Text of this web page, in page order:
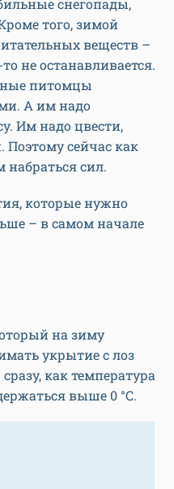
снегопады,
того, зимой
веществ –
не останавливается.
питомцы
А им надо
Им надо цвести,
сейчас как
сил.
которые нужно
– в самом начале
на зиму
укрытие с лоз
как температура
выше 0 °С.